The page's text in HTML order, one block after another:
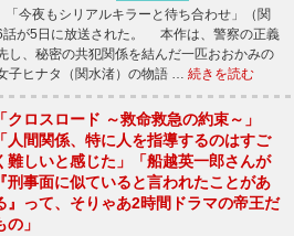
「今夜もシリアルキラーと待ち合わせ」（関
話が5日に放送された。 本作は、警察の正義
し、秘密の共犯関係を結んだ一匹おおかみの
子ヒナタ（関水渚）の物語 … 続きを読む
「クロスロード ～救命救急の約束～」
「人間関係、特に人を指導するのはすご
難しいと感じた」「船越英一郎さんが
『刑事面に似ていると言われたことがあ
』って、そりゃあ2時間ドラマの帝王だ
の」